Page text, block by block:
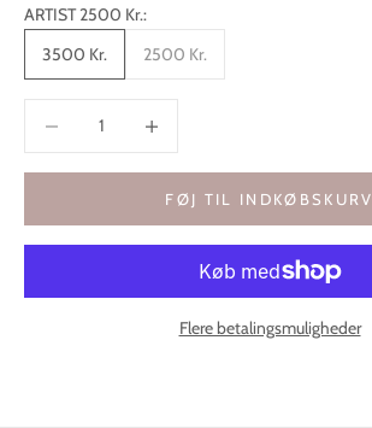
ARTIST 2500 Kr.:
3500 Kr.
2500 Kr.
FØJ TIL INDKØBSKURV
Flere betalingsmuligheder